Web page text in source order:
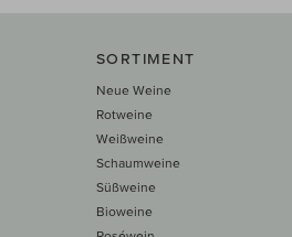
SORTIMENT
Neue Weine
Rotweine
Weißweine
Schaumweine
Süßweine
Bioweine